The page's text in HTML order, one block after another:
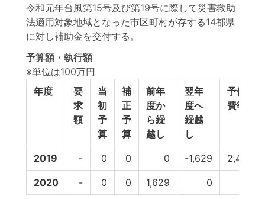
令和元年台風第15号及び第19号に際して災害救助
法適用対象地域となった市区町村が存する14都県
に対し補助金を交付する。
予算額・執行額
※単位は100万円
年度
要
求
額
当
初
予
算
補
正
予
算
前年
度か
ら繰
越し
翌年
度へ
繰越
し
予備
費等
2019 - 0 0 0 -1,629 2,447
2020 - 0 0 1,629 0